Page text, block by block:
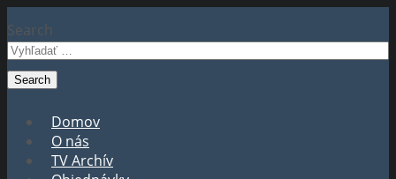
Search
Domov
O nás
TV Archív